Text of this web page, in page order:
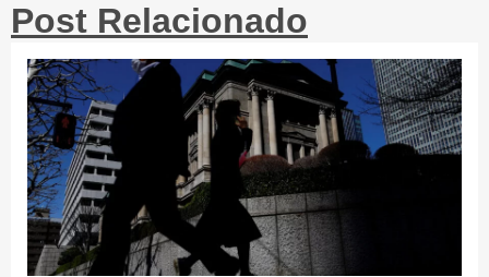
Post Relacionado